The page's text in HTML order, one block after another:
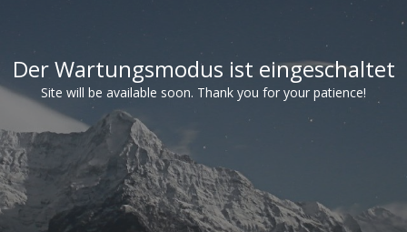
Der Wartungsmodus ist eingeschaltet
Site will be available soon. Thank you for your patience!